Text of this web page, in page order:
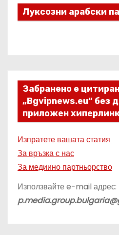
Луксозни арабски
Забранено е
„Bgvipnews.eu“ без
приложен
Изпратете вашата статия
За връзка с нас
За медиино партньорство
Използвайте e-mail адрес: